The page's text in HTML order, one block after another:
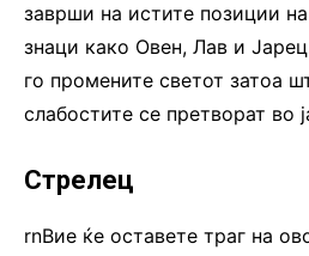
заврши на истите позиции
знаци како Овен, Лав и
го промените светот затоа
слабостите се претворат во
Стрелец
rnВие ќе оставете траг на